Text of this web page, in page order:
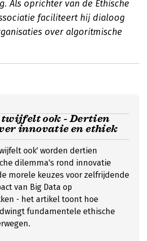
Als oprichter van de Ethische
faciliteert hij dialoog
over algoritmische
twijfelt ook - Dertien
innovatie en ethiek
ook' worden dertien
dilemma's rond innovatie
morele keuzes voor zelfrijdende
van Big Data op
- het artikel toont hoe
fundamentele ethische